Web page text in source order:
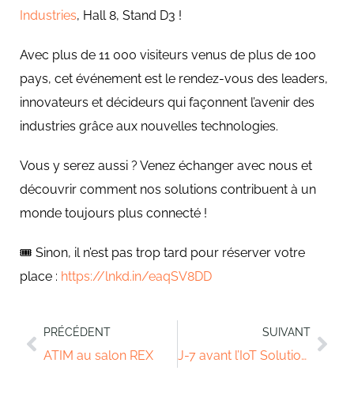
Industries, Hall 8, Stand D3 !
Avec plus de 11 000 visiteurs venus de plus de 100
pays, cet événement est le rendez-vous des leaders,
innovateurs et décideurs qui façonnent l’avenir des
industries grâce aux nouvelles technologies.
Vous y serez aussi ? Venez échanger avec nous et
découvrir comment nos solutions contribuent à un
monde toujours plus connecté !
🎟️ Sinon, il n’est pas trop tard pour réserver votre
place : https://lnkd.in/eaqSV8DD
PRÉCÉDENT
ATIM au salon REX
SUIVANT
J-7 avant l’IoT Solutions World Congress